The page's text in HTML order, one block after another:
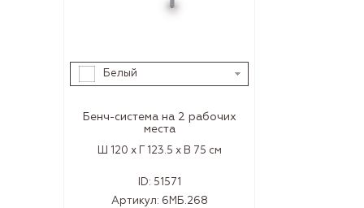
Белый
Бенч-система на 2 рабочих
места
Ш 120 x Г 123.5 x В 75 см
ID: 51571
Артикул: 6МБ.268